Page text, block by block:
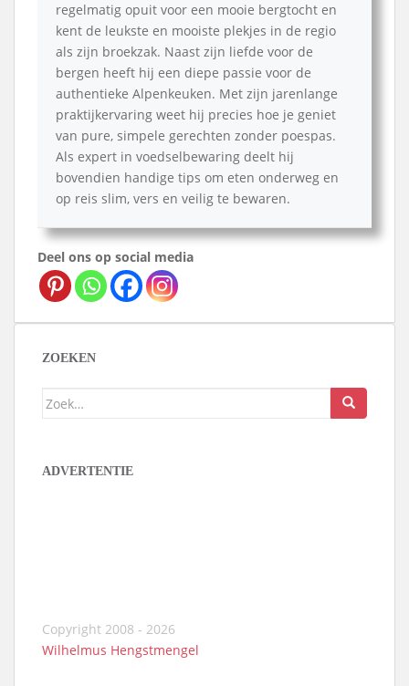
regelmatig opuit voor een mooie bergtocht en
kent de leukste en mooiste plekjes in de regio
als zijn broekzak. Naast zijn liefde voor de
bergen heeft hij een diepe passie voor de
authentieke Alpenkeuken. Met zijn jarenlange
praktijkervaring weet hij precies hoe je geniet
van pure, simpele gerechten zonder poespas.
Als expert in voedselbewaring deelt hij
bovendien handige tips om eten onderweg en
op reis slim, vers en veilig te bewaren.
Deel ons op social media
ZOEKEN
Zoek
ADVERTENTIE
Copyright 2008 - 2026
Wilhelmus Hengstmengel